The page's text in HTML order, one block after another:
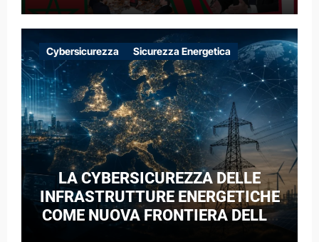
Cybersicurezza Sicurezza Energetica
LA CYBERSICUREZZA DELLE
INFRASTRUTTURE ENERGETICHE
COME NUOVA FRONTIERA DELLA